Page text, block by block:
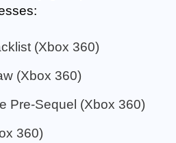
(Xbox 360)
(Xbox 360)
Pre-Sequel (Xbox 360)
360)